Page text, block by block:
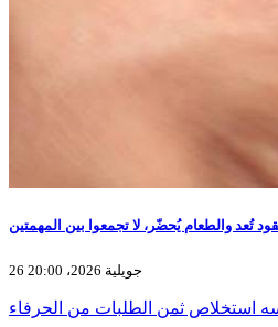
26 جويلية 2026، 20:00